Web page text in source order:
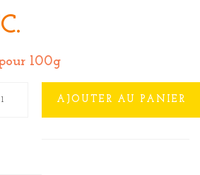
100g
AJOUTER AU PANIER